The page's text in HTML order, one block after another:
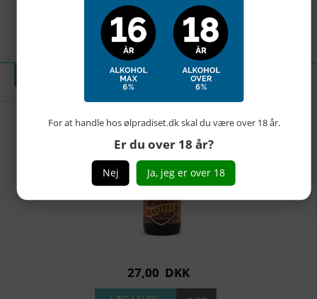
For at handle hos ølpradiset.dk skal du være over 18 år.
Er du over 18 år?
Nej Ja, jeg er over 18
Produktet er endnu ikke anmeldt. Skriv en anmeldelse.
ANDRE KUNDER KØBTE OGSÅ
Kasteelbier Donker 33cl
27,00 DKK